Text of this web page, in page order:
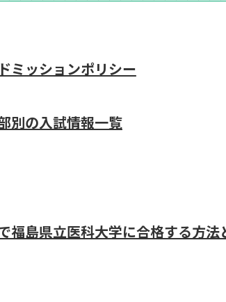
ミッションポリシー
別の入試情報一覧
福島県立医科大学に合格する方法